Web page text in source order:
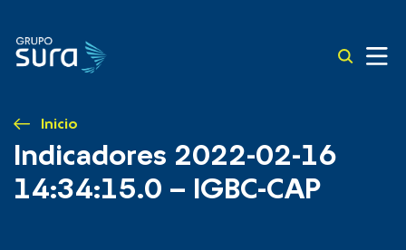
Inicio
Indicadores 2022-02-16
14:34:15.0 – IGBC-CAP